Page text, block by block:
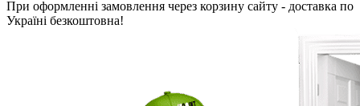
При оформленні замовлення через корзину сайту - доставка по
Україні безкоштовна!